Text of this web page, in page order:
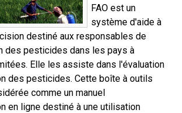
FAO est un
système d'aide à
destiné aux responsables de
des pesticides dans les pays à
Elle les assiste dans l'évaluation
des pesticides. Cette boîte à outils
comme un manuel
en ligne destiné à une utilisation